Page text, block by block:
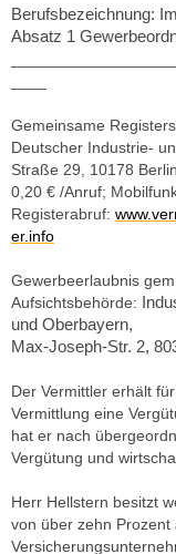
Berufsbezeichnung:
Absatz 1
Gemeinsame
Deutscher Industrie-
Straße 29, 10178
0,20 € /Anruf;
Registerabruf:
er.info
Gewerbeerlaubnis
Aufsichtsbehörde:
und Oberbayern,
Max-Joseph-Str. 2,
Der Vermittler erhält
Vermittlung eine
hat er nach
Vergütung und
Herr Hellstern besitzt
von über zehn